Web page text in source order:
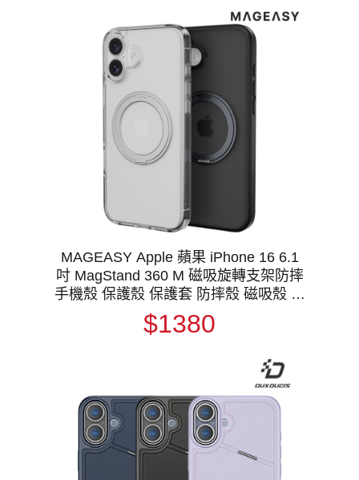
MAGEASY Apple 蘋果 iPhone 16 6.1
吋 MagStand 360 M 磁吸旋轉支架防摔
手機殼 保護殼 保護套 防摔殼 磁吸殼 軍
規防摔認證 MagSafe
$1380